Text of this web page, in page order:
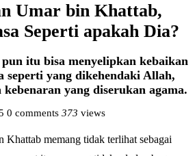
Umar bin Khattab,
Seperti apakah Dia?
pun itu bisa menyelipkan kebaikan
seperti yang dikehendaki Allah,
yang diserukan agama.
0 comments 373 views
memang tidak terlihat sebagai